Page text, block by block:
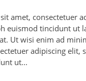
amet, consectetuer
euismod tincidunt ut
Ut wisi enim ad
adipiscing elit,
ut...